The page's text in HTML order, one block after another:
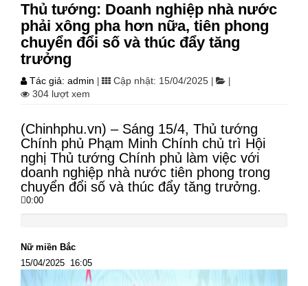
Thủ tướng: Doanh nghiệp nhà nước
phải xông pha hơn nữa, tiên phong
chuyển đổi số và thúc đẩy tăng
trưởng
Tác giả: admin Cập nhật: 15/04/2025
304 lượt xem
(Chinhphu.vn) – Sáng 15/4, Thủ tướng
Chính phủ Phạm Minh Chính chủ trì Hội
nghị Thủ tướng Chính phủ làm việc với
doanh nghiệp nhà nước tiên phong trong
chuyển đổi số và thúc đẩy tăng trưởng.
0:00
Nữ miền Bắc
15/04/2025 16:05